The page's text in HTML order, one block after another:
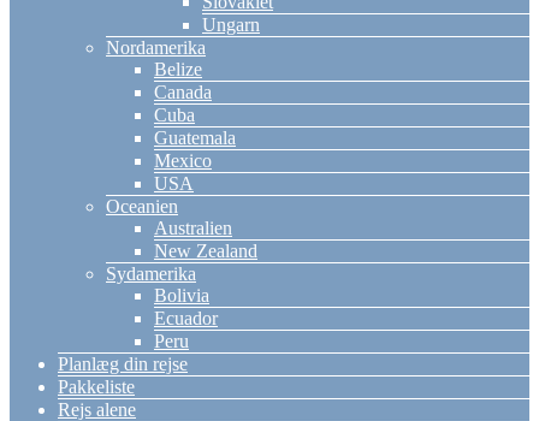
Ungarn
Nordamerika
Belize
Canada
Cuba
Guatemala
Mexico
USA
Oceanien
Australien
New Zealand
Sydamerika
Bolivia
Ecuador
Peru
Planlæg din rejse
Pakkeliste
Rejs alene